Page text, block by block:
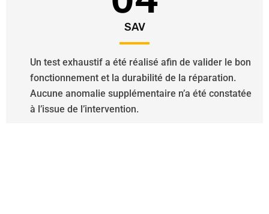
SAV
Un test exhaustif a été réalisé afin de valider le bon
fonctionnement et la durabilité de la réparation.
Aucune anomalie supplémentaire n’a été constatée
à l’issue de l’intervention.